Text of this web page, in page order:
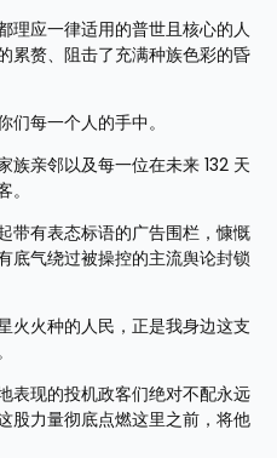
理应一律适用的普世且核心的人
累赘、阻击了充满种族色彩的昏
每一个人的手中。
族亲邻以及每一位在未来 132 天
带有表态标语的广告围栏，慷慨
底气绕过被操控的主流舆论封锁
火火种的人民，正是我身边这支
表现的投机政客们绝对不配永远
股力量彻底点燃这里之前，将他